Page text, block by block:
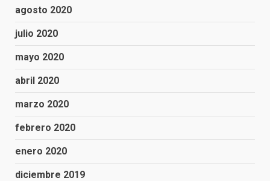
agosto 2020
julio 2020
mayo 2020
abril 2020
marzo 2020
febrero 2020
enero 2020
diciembre 2019